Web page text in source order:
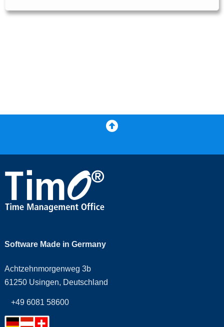
Software Made in Germany
Achtzehnmorgenweg 3b
61250 Usingen, Deutschland
+49 6081 58600